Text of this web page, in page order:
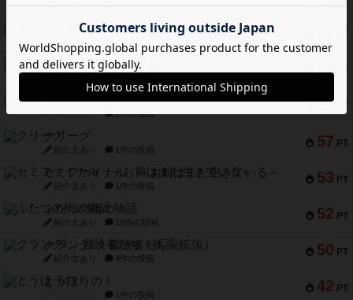
紹介文あり 1件の投稿
PT
キャプテン・フリップ：イスラ・ボンバ
70 PT
メメントオンラインタクティクス
68 PT
パーミッド
紹介文なし 1件の投稿
57 PT
クリーグ
紹介文あり 1件の投稿
53 PT
セミファイナル ～お前はまだ生きている～
紹介文あり 1件の投稿
52 PT
ふたつの街の物語
紹介文あり 18件の投稿
50 PT
クランク! ：冒険者たち（拡張）
紹介文あり 4件の投稿
42 PT
とうほうの！
1件の投稿